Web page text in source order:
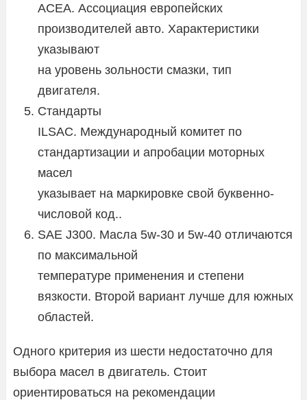
ACEA. Ассоциация европейских
производителей авто. Характеристики
указывают
на уровень зольности смазки, тип
двигателя.
Стандарты
ILSAC. Международный комитет по
стандартизации и апробации моторных
масел
указывает на маркировке свой буквенно-
числовой код..
SAE J300. Масла 5w-30 и 5w-40 отличаются
по максимальной
температуре применения и степени
вязкости. Второй вариант лучше для южных
областей.
Одного критерия из шести недостаточно для
выбора масел в двигатель. Стоит
ориентироваться на рекомендации